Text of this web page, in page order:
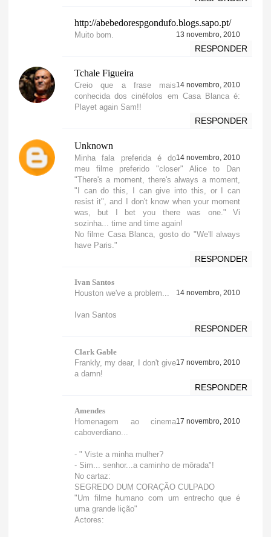
http://abebedorespgondufo.blogs.sapo.pt/
13 novembro, 2010
Muito bom.
RESPONDER
Tchale Figueira
14 novembro, 2010
Creio que a frase mais
conhecida dos cinéfolos em Casa Blanca é:
Playet again Sam!!
RESPONDER
Unknown
14 novembro, 2010
Minha fala preferida é do
meu filme preferido "closer" Alice to Dan
"There's a moment, there's always a moment,
"I can do this, I can give into this, or I can
resist it", and I don't know when your moment
was, but I bet you there was one." Vi
sozinha... time and time again!
No filme Casa Blanca, gosto do "We'll always
have Paris."
RESPONDER
Ivan Santos
14 novembro, 2010
Houston we've a problem...
Ivan Santos
RESPONDER
Clark Gable
17 novembro, 2010
Frankly, my dear, I don't give
a damn!
RESPONDER
Amendes
17 novembro, 2010
Homenagem ao cinema
caboverdiano...
- " Viste a minha mulher?
- Sim... senhor...a caminho de môrada"!
No cartaz:
SEGREDO DUM CORAÇÃO CULPADO
"Um filme humano com um entrecho que é
uma grande lição"
Actores: